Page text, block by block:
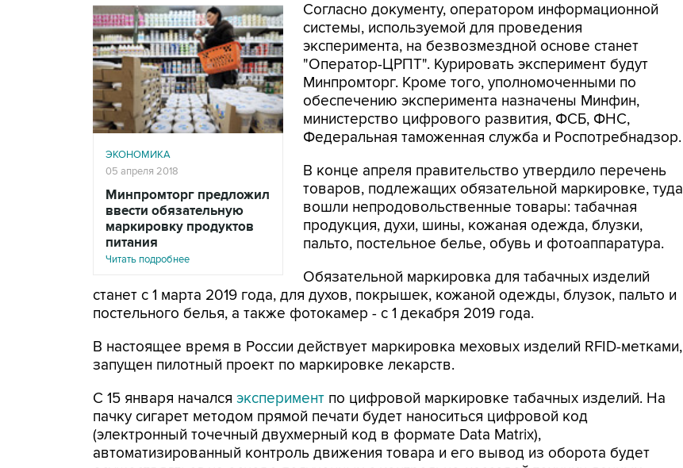
ЭКОНОМИКА
05 апреля 2018
Минпромторг предложил
ввести обязательную
маркировку продуктов
питания
Читать подробнее
Согласно документу, оператором информационной
системы, используемой для проведения
эксперимента, на безвозмездной основе станет
"Оператор-ЦРПТ". Курировать эксперимент будут
Минпромторг. Кроме того, уполномоченными по
обеспечению эксперимента назначены Минфин,
министерство цифрового развития, ФСБ, ФНС,
Федеральная таможенная служба и Роспотребнадзор.
В конце апреля правительство утвердило перечень
товаров, подлежащих обязательной маркировке, туда
вошли непродовольственные товары: табачная
продукция, духи, шины, кожаная одежда, блузки,
пальто, постельное белье, обувь и фотоаппаратура.
Обязательной маркировка для табачных изделий
станет с 1 марта 2019 года, для духов, покрышек, кожаной одежды, блузок, пальто и
постельного белья, а также фотокамер - с 1 декабря 2019 года.
В настоящее время в России действует маркировка меховых изделий RFID-метками,
запущен пилотный проект по маркировке лекарств.
С 15 января начался эксперимент по цифровой маркировке табачных изделий. На
пачку сигарет методом прямой печати будет наноситься цифровой код
(электронный точечный двухмерный код в формате Data Matrix),
автоматизированный контроль движения товара и его вывод из оборота будет